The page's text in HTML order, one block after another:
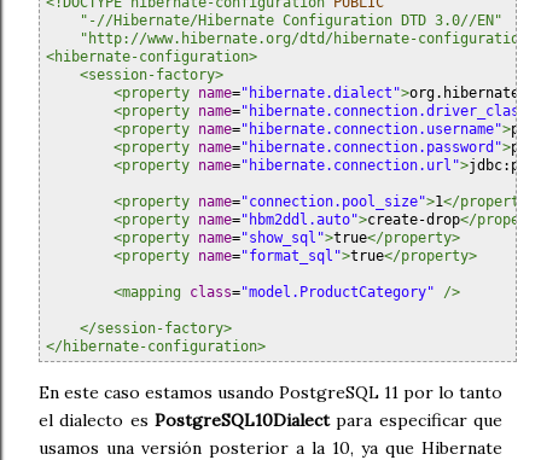
"-//Hibernate/Hibernate Configuration DTD 3.0//EN"
"http://www.hibernate.org/dtd/hibernate-configuration-
<hibernate-configuration>
<session-factory>
<property name="hibernate.dialect">
<property name="hibernate.connection.driver_class"
<property name="hibernate.connection.username">
<property name="hibernate.connection.password">
<property name="hibernate.connection.url">
<property name="connection.pool_size">1</property>
<property name="hbm2ddl.auto">create-drop</
<property name="show_sql">true</property>
<property name="format_sql">true</property>
<mapping class="model.ProductCategory" />
</session-factory>
</hibernate-configuration>
En este caso estamos usando PostgreSQL 11 por lo tanto
el dialecto es PostgreSQL10Dialectpara especificar que
usamos una versión posterior a la 10, ya que Hibernate